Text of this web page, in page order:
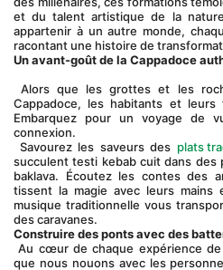
et du talent artistique de la
appartenir à un autre monde,
racontant une histoire de
Un avant-goût de la Cappadoce
Alors que les grottes et les rochers forment le corps de la
Cappadoce, les habitants et
Embarquez pour un voyage de
connexion.
Savourez les saveurs des plats
succulent testi kebab cuit dans des
baklava. Écoutez les contes des
tissent la magie avec leurs mains
musique traditionnelle vous
des caravanes.
Construire des ponts avec des
Au cœur de chaque expérience de voyage se trouvent les liens
que nous nouons avec les